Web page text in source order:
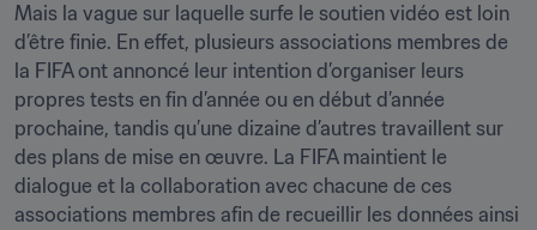
Mais la vague sur laquelle surfe le soutien vidéo est loin
d’être finie. En effet, plusieurs associations membres de
la FIFA ont annoncé leur intention d’organiser leurs
propres tests en fin d’année ou en début d’année
prochaine, tandis qu’une dizaine d’autres travaillent sur
des plans de mise en œuvre. La FIFA maintient le
dialogue et la collaboration avec chacune de ces
associations membres afin de recueillir les données ainsi